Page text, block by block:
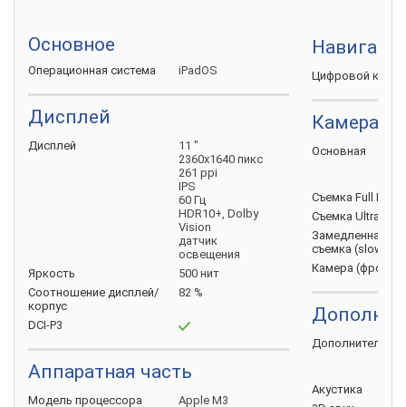
Основное
Операционная система iPadOS
Дисплей
Дисплей
11 "
2360х1640 пикс
261 ppi
IPS
60 Гц
HDR10+, Dolby
Vision
датчик
освещения
Яркость
500 нит
Соотношение дисплей/
корпус
82 %
DCI-P3
Аппаратная часть
Модель процессора Apple M3
Цифровой
Камера
Основная
Съемка Full HD
Съемка Ultra HD
Замедленная
съемка (slow-
Камера
Дополнительно
Акустика